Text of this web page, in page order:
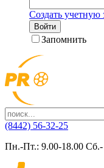
Создать учетную
Войти
Запомнить
(8442) 56-32-25
Пн.-Пт.: 9.00-18.00